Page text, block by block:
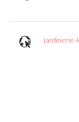
jardinerie-